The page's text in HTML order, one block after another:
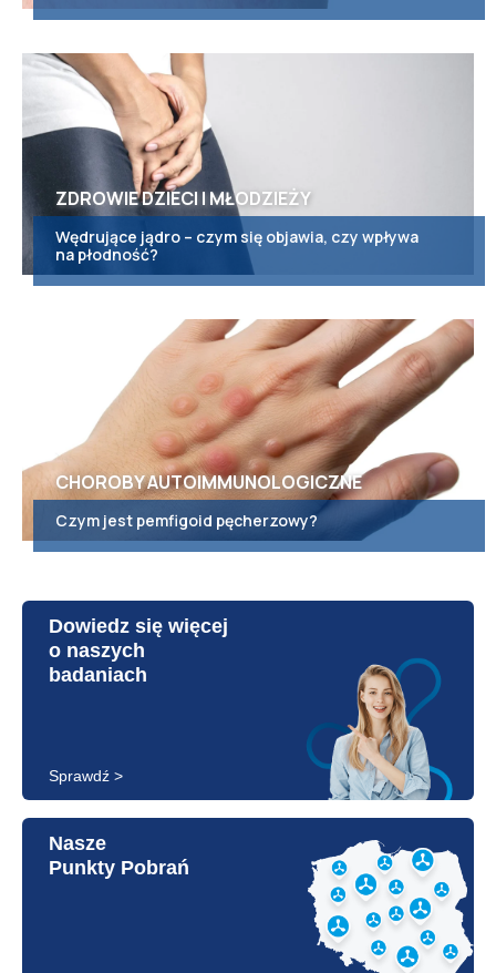
ZDROWIE DZIECI I MŁODZIEŻY
Wędrujące jądro – czym się objawia, czy wpływa
na płodność?
CHOROBY AUTOIMMUNOLOGICZNE
Czym jest pemfigoid pęcherzowy?
Dowiedz się więcej
o naszych
badaniach
Sprawdź >
Nasze
Punkty Pobrań